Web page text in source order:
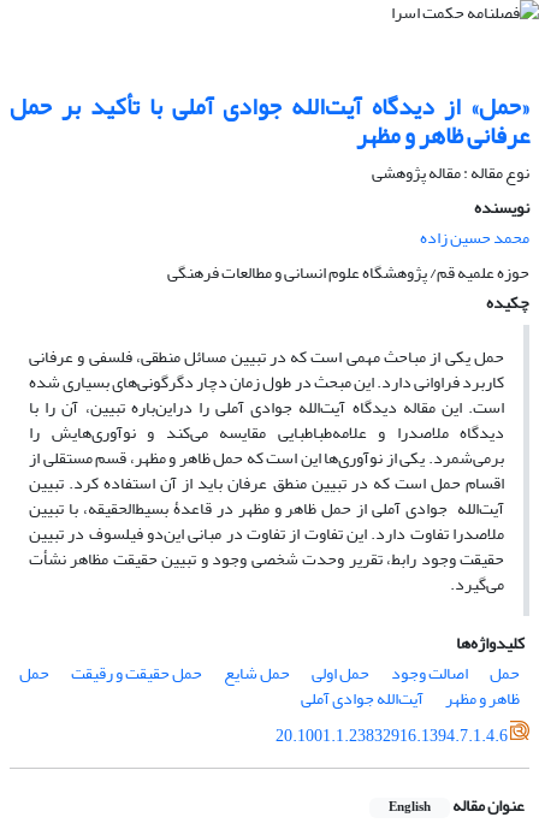
«حمل» از دیدگاه آیت‌الله جوادی آملی با تأکید بر حمل
عرفانی ظاهر و مظهر
نوع مقاله : مقاله پژوهشی
نویسنده
محمد حسین زاده
حوزه علمیه قم/ پژوهشگاه علوم انسانی و مطالعات فرهنگی
چکیده
حمل یکی از مباحث مهمی است که در تبیین مسائل منطقی، فلسفی و عرفانی
کاربرد فراوانی دارد. این مبحث در طول زمان دچار دگرگونی‌های بسیاری شده
است. این مقاله دیدگاه‌‌‌ آیت‌الله جوادی آملی را دراین‌باره تبیین، آن را با
دیدگاه ملاصدرا و علامه‌طباطبایی مقایسه می‌کند و نوآوری‌‌‌هایش را
برمی‌‌‌شمرد. یکی از نوآوری‌‌‌ها این است که حمل ظاهر و مظهر، قسم مستقلی از
اقسام حمل است که در تبیین منطق عرفان باید از آن استفاده کرد. تبیین
آیت‌الله جوادی آملی از حمل ظاهر و مظهر در قاعدۀ بسیط‌الحقیقه، با تبیین
ملاصدرا تفاوت دارد. این تفاوت از تفاوت در مبانی این‌دو فیلسوف در تبیین
حقیقت وجود رابط، تقریر وحدت شخصی وجود و تبیین حقیقت مظاهر نشأت
می‌‌‌گیرد.
کلیدواژه‌ها
حمل
اصالت وجود حمل اولی حمل شایع حمل حقیقت و رقیقت حمل
ظاهر و مظهر
آیت‌الله جوادی آملی
20.1001.1.23832916.1394.7.1.4.6
عنوان مقاله English